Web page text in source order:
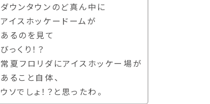
ダウンタウンのど真ん中に
アイスホッケードームが
あるのを見て
びっくり！？
常夏フロリダにアイスホッケー場が
あること自体、
ウソでしょ！？と思ったわ。